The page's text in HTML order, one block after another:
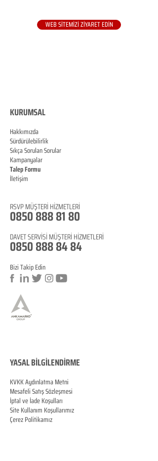
WEB SİTEMİZİ ZİYARET EDİN
KURUMSAL
Hakkımızda
Sürdürülebilirlik
Sıkça Sorulan Sorular
Kampanyalar
Talep Formu
İletişim
RSVPMÜŞTERİ HİZMETLERİ
0850 888 81 80
DAVET SERVİSİ MÜŞTERİ HİZMETLERİ
0850 888 84 84
Bizi Takip Edin
YASAL BİLGİLENDİRME
KVKK Aydınlatma Metni
Mesafeli Satış Sözleşmesi
İptal ve İade Koşulları
Site Kullanım Koşullarımız
Çerez Politikamız